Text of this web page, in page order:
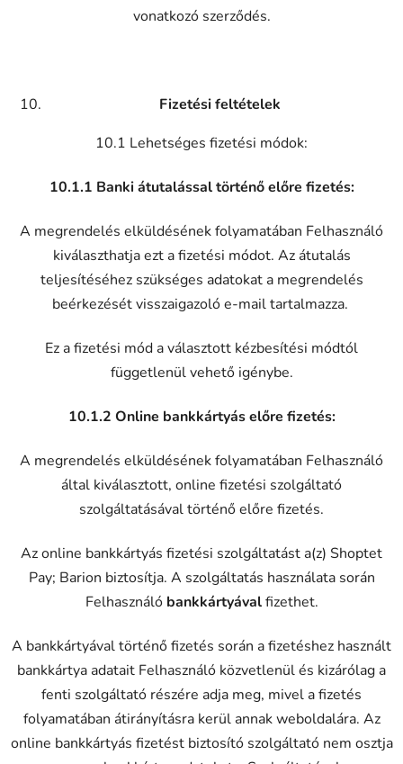
vonatkozó szerződés.
Fizetési feltételek
10.1 Lehetséges fizetési módok:
10.1.1 Banki átutalással történő előre fizetés:
A megrendelés elküldésének folyamatában Felhasználó
kiválaszthatja ezt a fizetési módot. Az átutalás
teljesítéséhez szükséges adatokat a megrendelés
beérkezését visszaigazoló e-mail tartalmazza.
Ez a fizetési mód a választott kézbesítési módtól
függetlenül vehető igénybe.
10.1.2 Online bankkártyás előre fizetés:
A megrendelés elküldésének folyamatában Felhasználó
által kiválasztott, online fizetési szolgáltató
szolgáltatásával történő előre fizetés.
Az online bankkártyás fizetési szolgáltatást a(z) Shoptet
Pay; Barion biztosítja. A szolgáltatás használata során
Felhasználó bankkártyávalfizethet.
A bankkártyával történő fizetés során a fizetéshez használt
bankkártya adatait Felhasználó közvetlenül és kizárólag a
fenti szolgáltató részére adja meg, mivel a fizetés
folyamatában átirányításra kerül annak weboldalára. Az
online bankkártyás fizetést biztosító szolgáltató nem osztja